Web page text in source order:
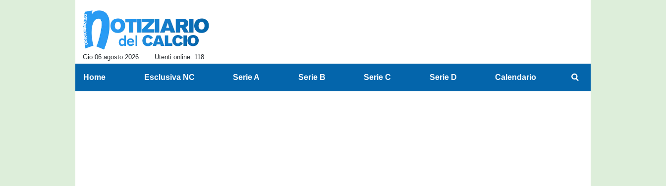
Gio 06 agosto 2026 Utenti online: 118
Home Esclusiva NC Serie A Serie B Serie C Serie D Calendario